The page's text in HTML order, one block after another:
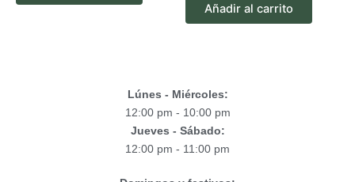
Añadir al carrito
Lúnes - Miércoles:
12:00 pm - 10:00 pm
Jueves - Sábado:
12:00 pm - 11:00 pm